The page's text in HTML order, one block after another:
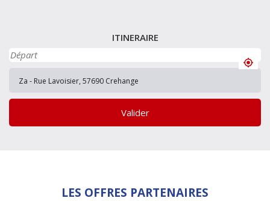
ITINERAIRE
Valider
LES OFFRES PARTENAIRES